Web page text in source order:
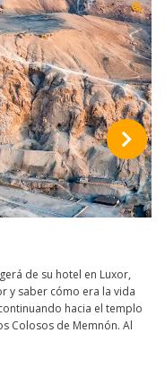
de su hotel en Luxor,
y saber cómo era la vida
hacia el templo
Colosos de Memnón. Al